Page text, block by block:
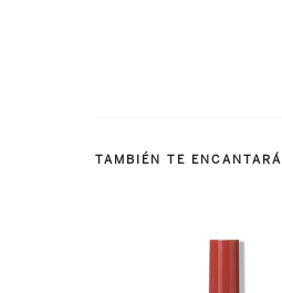
TAMBIÉN TE ENCANTARÁ